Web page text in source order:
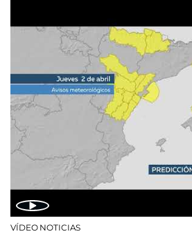
VÍDEO NOTICIAS